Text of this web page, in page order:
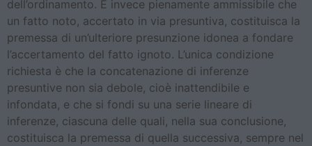
dell’ordinamento. È invece pienamente ammissibile che
un fatto noto, accertato in via presuntiva, costituisca la
premessa di un’ulteriore presunzione idonea a fondare
l’accertamento del fatto ignoto. L’unica condizione
richiesta è che la concatenazione di inferenze
presuntive non sia debole, cioè inattendibile e
infondata, e che si fondi su una serie lineare di
inferenze, ciascuna delle quali, nella sua conclusione,
costituisca la premessa di quella successiva, sempre nel